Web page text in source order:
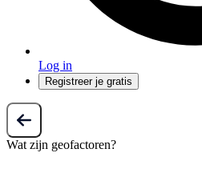
Log in
Registreer je gratis
Wat zijn geofactoren?